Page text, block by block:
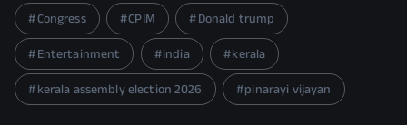
Congress CPIM
Donald trump
Entertainment
india
kerala
kerala assembly election 2026
pinarayi vijayan